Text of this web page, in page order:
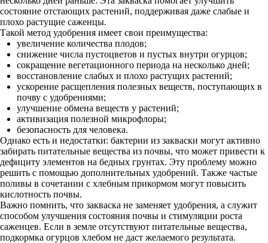
состояние отстающих растений, поддерживая даже слабые и
плохо растущие саженцы.
Такой метод удобрения имеет свои преимущества:
увеличение количества плодов;
снижение числа пустоцветов и пустых внутри огурцов;
сокращение вегетационного периода на несколько дней;
восстановление слабых и плохо растущих растений;
ускорение расщепления полезных веществ, поступающих в
почву с удобрениями;
улучшение обмена веществ у растений;
активизация полезной микрофлоры;
безопасность для человека.
Однако есть и недостатки: бактерии из закваски могут активно
забирать питательные вещества из почвы, что может привести к
дефициту элементов на бедных грунтах. Эту проблему можно
решить с помощью дополнительных удобрений. Также частые
поливы в сочетании с хлебным прикормом могут повысить
кислотность почвы.
Важно помнить, что закваска не заменяет удобрения, а служит
способом улучшения состояния почвы и стимуляции роста
саженцев. Если в земле отсутствуют питательные вещества,
подкормка огурцов хлебом не даст желаемого результата.